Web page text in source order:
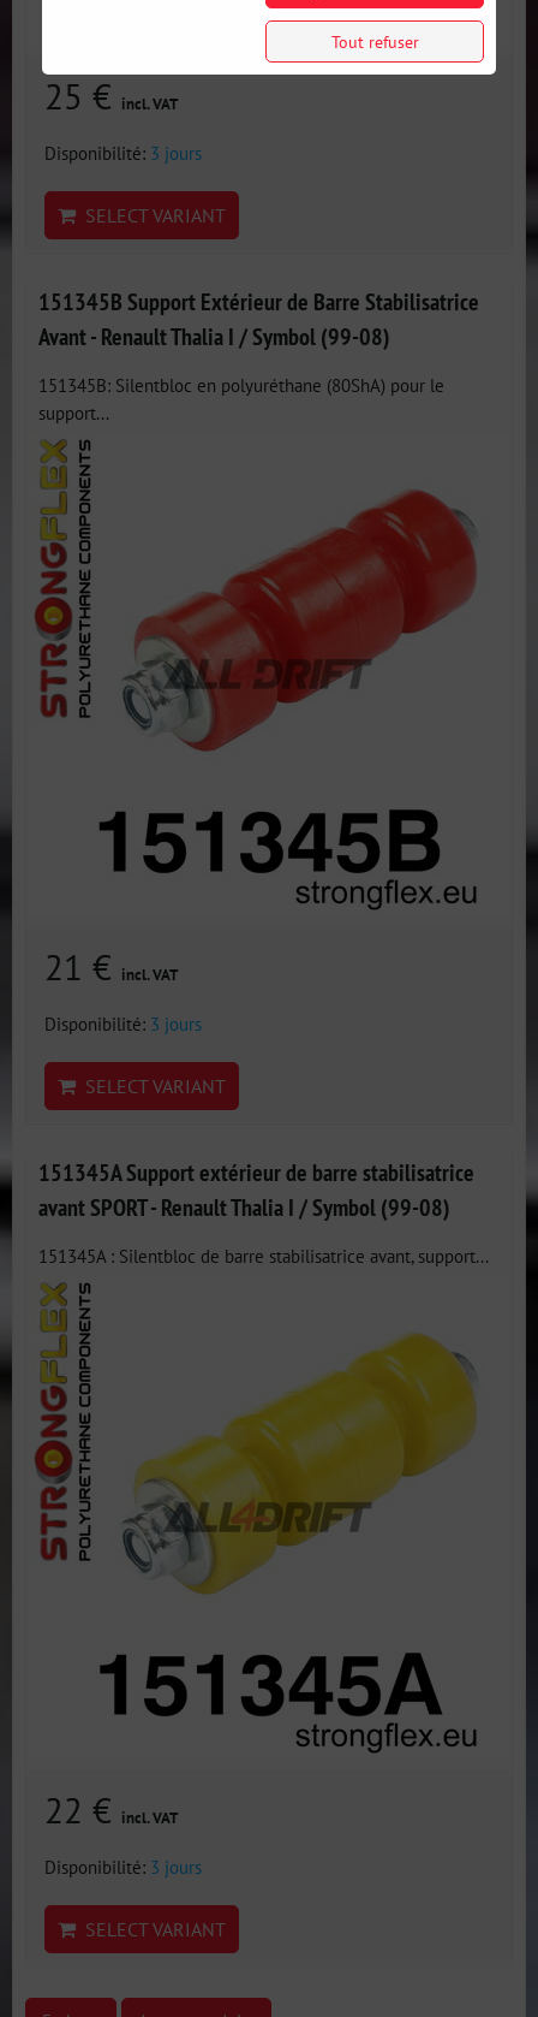
25 € incl. VAT
Disponibilité: 3 jours
SELECT VARIANT
151345B Support Extérieur de Barre Stabilisatrice
Avant - Renault Thalia I / Symbol (99-08)
151345B: Silentbloc en polyuréthane (80ShA) pour le
support...
21 € incl. VAT
Disponibilité: 3 jours
SELECT VARIANT
151345A Support extérieur de barre stabilisatrice
avant SPORT - Renault Thalia I / Symbol (99-08)
151345A : Silentbloc de barre stabilisatrice avant, support...
22 € incl. VAT
Disponibilité: 3 jours
SELECT VARIANT
Tout refuser